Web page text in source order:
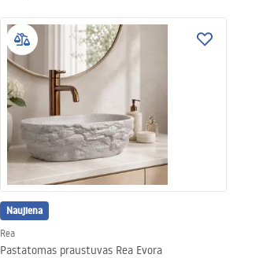
Naujiena
Rea
Pastatomas praustuvas Rea Evora